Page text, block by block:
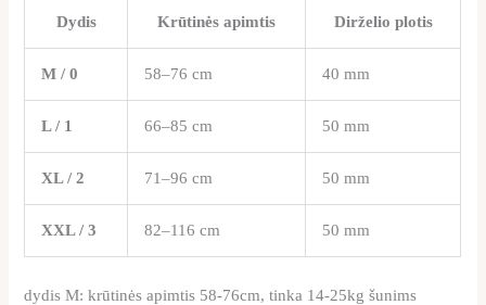
Dydis Krūtinės apimtis Dirželio plotis
M / 0 58–76 cm 40 mm
L / 1 66–85 cm 50 mm
XL / 2 71–96 cm 50 mm
XXL / 3 82–116 cm 50 mm
dydis M: krūtinės apimtis 58-76cm, tinka 14-25kg šunims